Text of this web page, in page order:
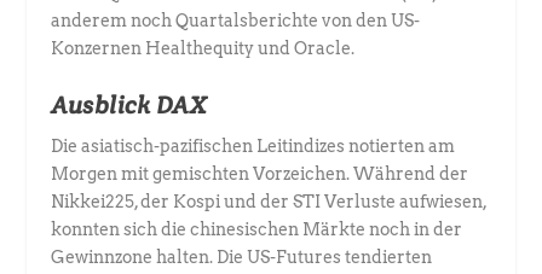
anderem noch Quartalsberichte von den US-
Konzernen Healthequity und Oracle.
Ausblick DAX
Die asiatisch-pazifischen Leitindizes notierten am
Morgen mit gemischten Vorzeichen. Während der
Nikkei225, der Kospi und der STI Verluste aufwiesen,
konnten sich die chinesischen Märkte noch in der
Gewinnzone halten. Die US-Futures tendierten